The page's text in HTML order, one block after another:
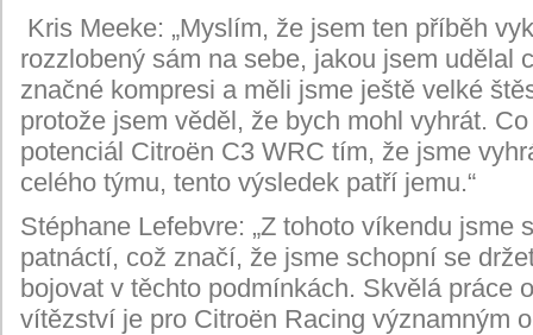
Kris Meeke: „Myslím, že jsem ten příběh
rozzlobený sám na sebe, jakou jsem udělal
značné kompresi a měli jsme ještě velké
protože jsem věděl, že bych mohl vyhrát.
potenciál Citroën C3 WRC tím, že jsme
celého týmu, tento výsledek patří jemu.“
Stéphane Lefebvre: „Z tohoto víkendu
patnáctí, což značí, že jsme schopní se
bojovat v těchto podmínkách. Skvělá práce
vítězství je pro Citroën Racing významným